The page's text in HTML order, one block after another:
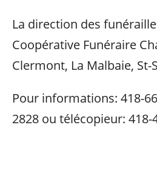
La direction des
Coopérative Funéraire
Clermont, La Malbaie, St-
Pour informations: 418-
2828 ou télécopieur: 418-